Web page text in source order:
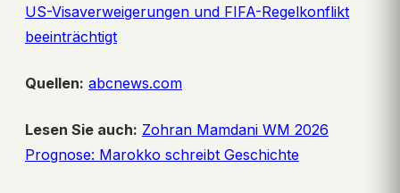
US-Visaverweigerungen und FIFA-Regelkonflikt
beeinträchtigt
Quellen: abcnews.com
Lesen Sie auch: Zohran Mamdani WM 2026
Prognose: Marokko schreibt Geschichte